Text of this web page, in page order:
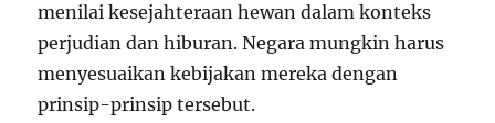
menilai kesejahteraan hewan dalam konteks
perjudian dan hiburan. Negara mungkin harus
menyesuaikan kebijakan mereka dengan
prinsip-prinsip tersebut.